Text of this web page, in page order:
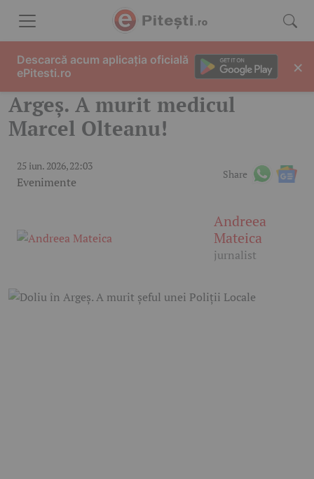
Argeș. A murit medicul
Marcel Olteanu!
25 iun. 2026, 22:03
Evenimente
Share
Andreea
Mateica
jurnalist
Descarcă acum aplicația oficială
ePitesti.ro
×